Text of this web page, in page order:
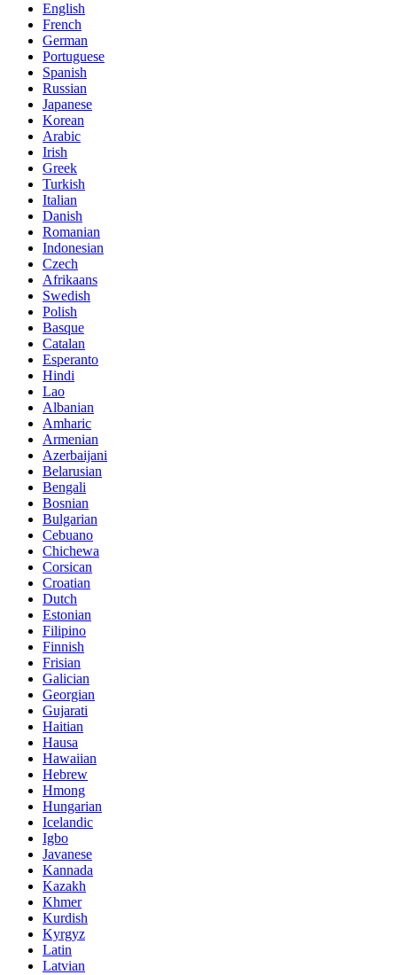
English
French
German
Portuguese
Spanish
Russian
Japanese
Korean
Arabic
Irish
Greek
Turkish
Italian
Danish
Romanian
Indonesian
Czech
Afrikaans
Swedish
Polish
Basque
Catalan
Esperanto
Hindi
Lao
Albanian
Amharic
Armenian
Azerbaijani
Belarusian
Bengali
Bosnian
Bulgarian
Cebuano
Chichewa
Corsican
Croatian
Dutch
Estonian
Filipino
Finnish
Frisian
Galician
Georgian
Gujarati
Haitian
Hausa
Hawaiian
Hebrew
Hmong
Hungarian
Icelandic
Igbo
Javanese
Kannada
Kazakh
Khmer
Kurdish
Kyrgyz
Latin
Latvian